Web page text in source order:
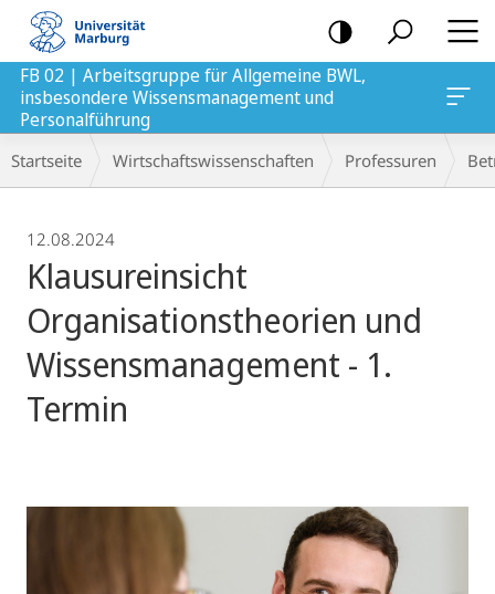
Mobile-
Navigation
und Personalführung
FB 02 | Arbeitsgruppe für Allgemeine BWL,
insbesondere Wissensmanagement und
Personalführung
Breadcrumb-
Navigation
Startseite Wirtschaftswissenschaften Professuren
12.08.2024
Klausureinsicht
Organisationstheorien und
Wissensmanagement - 1.
Termin